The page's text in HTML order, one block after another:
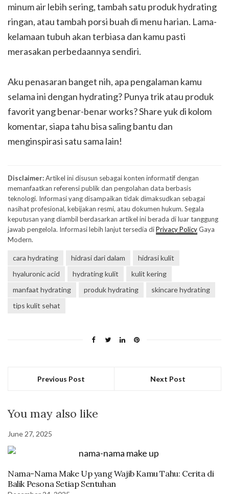
minum air lebih sering, tambah satu produk hydrating
ringan, atau tambah porsi buah di menu harian. Lama-
kelamaan tubuh akan terbiasa dan kamu pasti
merasakan perbedaannya sendiri.
Aku penasaran banget nih, apa pengalaman kamu
selama ini dengan hydrating? Punya trik atau produk
favorit yang benar-benar works? Share yuk di kolom
komentar, siapa tahu bisa saling bantu dan
menginspirasi satu sama lain!
Disclaimer:Artikel ini disusun sebagai konten informatif dengan
memanfaatkan referensi publik dan pengolahan data berbasis
teknologi. Informasi yang disampaikan tidak dimaksudkan sebagai
nasihat profesional, kebijakan resmi, atau dokumen hukum. Segala
keputusan yang diambil berdasarkan artikel ini berada di luar tanggung
jawab pengelola. Informasi lebih lanjut tersedia diPrivacy PolicyGaya
Modern.
cara hydrating hidrasi dari dalam
hidrasi kulit
hyaluronic acid
hydrating kulit
kulit kering
manfaat hydrating
produk hydrating
skincare hydrating
tips kulit sehat
Previous Post Next Post
You may also like
June 27, 2025
Nama-Nama Make Up yang Wajib Kamu Tahu: Cerita di
Balik Pesona Setiap Sentuhan